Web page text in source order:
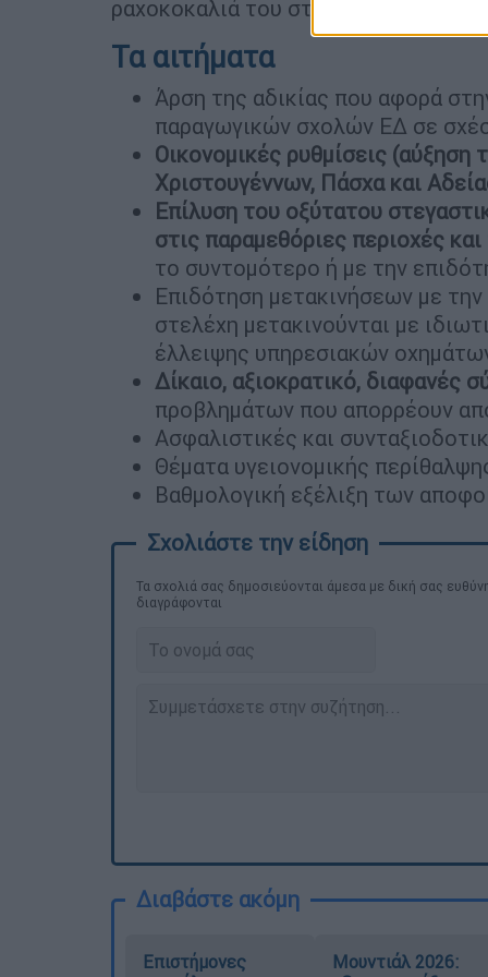
ραχοκοκαλιά του στρατεύματος.
Τα αιτήματα
Άρση της αδικίας που αφορά
παραγωγικών σχολών ΕΔ σε
Οικονομικές ρυθμίσεις
Χριστουγέννων, Πάσχα και
Επίλυση του οξύτατου
στις παραμεθόριες περιοχές και
το συντομότερο ή με την
Επιδότηση μετακινήσεων με
στελέχη μετακινούνται με
έλλειψης υπηρεσιακών
Δίκαιο, αξιοκρατικό, διαφανές
προβλημάτων που απορρέουν
Ασφαλιστικές και
Θέματα υγειονομικής
Βαθμολογική εξέλιξη των
Τα σχολιά σας δημοσιεύονται άμεσα με δική σας
διαγράφονται
Διαβάστε ακόμη
Επιστήμονες
Μουντιάλ 2026: